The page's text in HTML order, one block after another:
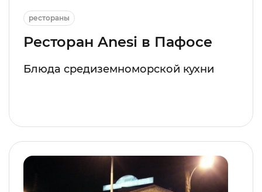
рестораны
Ресторан Anesi в Пафосе
Блюда средиземноморской кухни